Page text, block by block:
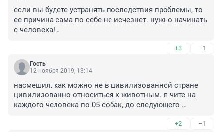
если вы будете устранять последствия проблемы, то
ее причина сама по себе не исчезнет. нужно начинать
с человека!
убийство, а вот как собак отстреливать, так это
справедливо))) помогать животным куда приятнее,
чем уничтожать их, поверьте
+3 –1
Гость
12 ноября 2019, 13:14
насмешил, как можно не в цивилизованной стране
цивилизованно относиться к животным. в чите на
каждого человека по 05 собак, до следующего
дети не виноваты что родились и живут в этой дыре
+2 –1